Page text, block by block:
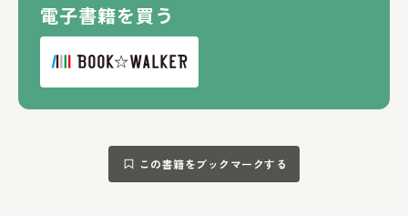
電子書籍を買う
この書籍をブックマークする